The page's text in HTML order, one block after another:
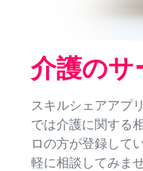
介護のサ
スキルシェアアプ
では介護に関する
ロの方が登録して
軽に相談してみま